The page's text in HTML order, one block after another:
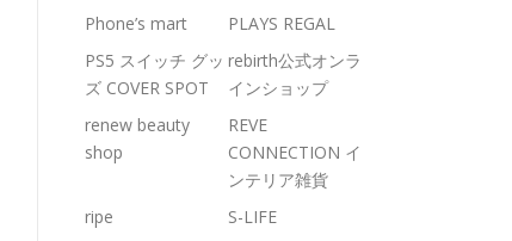
Phone’s mart
PLAYS REGAL
PS5 スイッチ グッ
ズ COVER SPOT
rebirth公式オンラ
インショップ
renew beauty
shop
REVE
CONNECTION イ
ンテリア雑貨
ripe
S-LIFE